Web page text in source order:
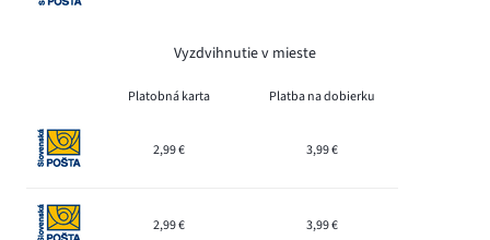
Vyzdvihnutie v mieste
Platobná karta Platba na dobierku
2,99 € 3,99 €
2,99 € 3,99 €